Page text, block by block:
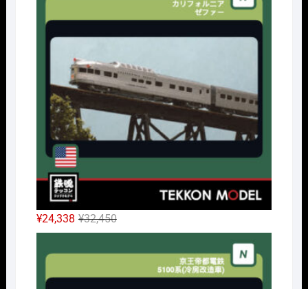
で
し
た。
¥32,175
で
す。
¥32,450元
の
価
¥24,338
現
在
の